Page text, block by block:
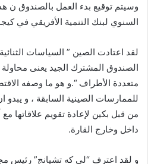
وسيتم توقيع بدء العمل بالصندوق ن
السنوي لبنك التنمية الأفريقي في
لقد اعتادت الصين ” السياسات
الصندوق المشترك الجيد يعنى
متعددة الأطراف “.و هو ما وصفه
للممارسات الصينية السابقة ، و
من قبل بكين لإعادة تقويم علاقاتها مع
داخل وخارج القارة.
و لقد اعترف “لى كه تشيانج” رئيس